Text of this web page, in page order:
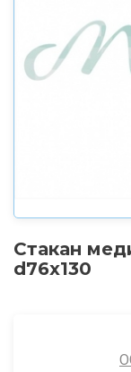
Стакан
d76х130